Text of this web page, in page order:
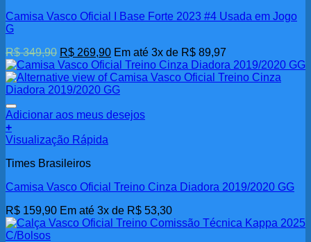
Camisa Vasco Oficial I Base Forte 2023 #4 Usada em Jogo
G
R$349,90 O
preço
original
era:
R$ 269,90O
preço
atual
é:
Em até 3x de R$ 89,97
Adicionar aos meus desejos
+
Visualização Rápida
Times Brasileiros
Camisa Vasco Oficial Treino Cinza Diadora 2019/2020 GG
R$ 159,90 Em até 3x de R$ 53,30